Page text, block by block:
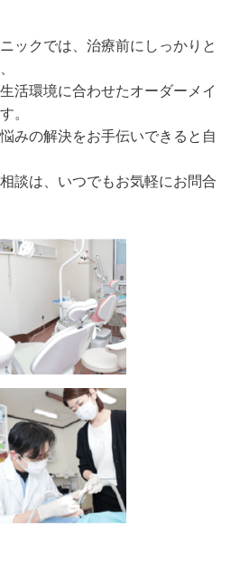
ックでは、治療前にしっかりと
活環境に合わせたオーダーメイ
。
みの解決をお手伝いできると自
談は、いつでもお気軽にお問合